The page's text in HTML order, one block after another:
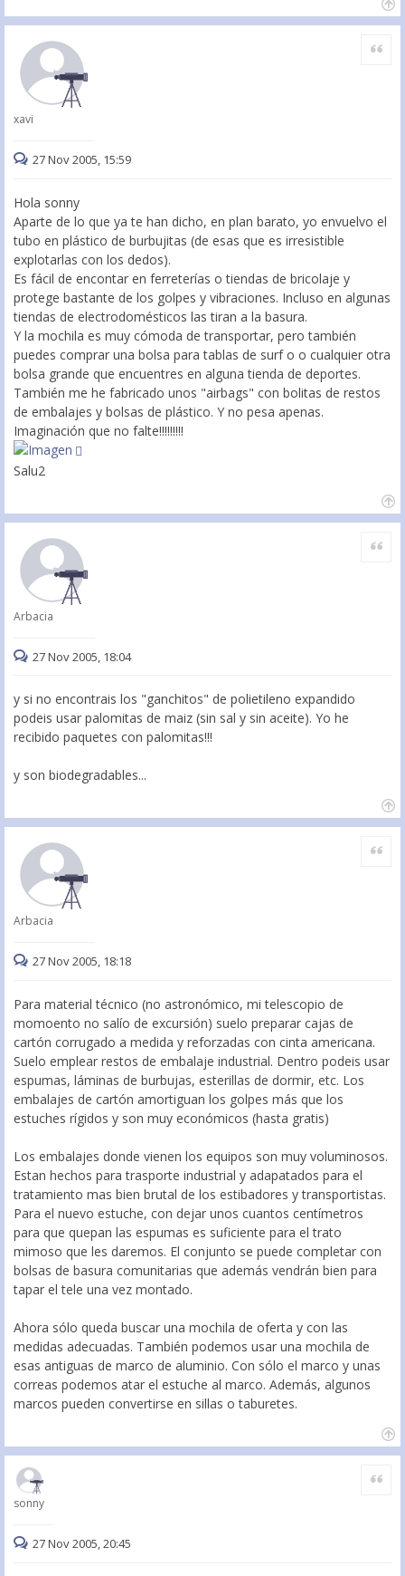
xavi
Citar
27 Nov 2005, 15:59
Hola sonny
Aparte de lo que ya te han dicho, en plan barato, yo envuelvo el
tubo en plástico de burbujitas (de esas que es irresistible
explotarlas con los dedos).
Es fácil de encontar en ferreterías o tiendas de bricolaje y
protege bastante de los golpes y vibraciones. Incluso en algunas
tiendas de electrodomésticos las tiran a la basura.
Y la mochila es muy cómoda de transportar, pero también
puedes comprar una bolsa para tablas de surf o o cualquier otra
bolsa grande que encuentres en alguna tienda de deportes.
También me he fabricado unos "airbags" con bolitas de restos
de embalajes y bolsas de plástico. Y no pesa apenas.
Imaginación que no falte!!!!!!!!!
Salu2
Arbacia
Citar
27 Nov 2005, 18:04
y si no encontrais los "ganchitos" de polietileno expandido
podeis usar palomitas de maiz (sin sal y sin aceite). Yo he
recibido paquetes con palomitas!!!
y son biodegradables...
Arbacia
Citar
27 Nov 2005, 18:18
Para material técnico (no astronómico, mi telescopio de
momoento no salío de excursión) suelo preparar cajas de
cartón corrugado a medida y reforzadas con cinta americana.
Suelo emplear restos de embalaje industrial. Dentro podeis usar
espumas, láminas de burbujas, esterillas de dormir, etc. Los
embalajes de cartón amortiguan los golpes más que los
estuches rígidos y son muy económicos (hasta gratis)
Los embalajes donde vienen los equipos son muy voluminosos.
Estan hechos para trasporte industrial y adapatados para el
tratamiento mas bien brutal de los estibadores y transportistas.
Para el nuevo estuche, con dejar unos cuantos centímetros
para que quepan las espumas es suficiente para el trato
mimoso que les daremos. El conjunto se puede completar con
bolsas de basura comunitarias que además vendrán bien para
tapar el tele una vez montado.
Ahora sólo queda buscar una mochila de oferta y con las
medidas adecuadas. También podemos usar una mochila de
esas antiguas de marco de aluminio. Con sólo el marco y unas
correas podemos atar el estuche al marco. Además, algunos
marcos pueden convertirse en sillas o taburetes.
sonny
Citar
27 Nov 2005, 20:45